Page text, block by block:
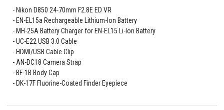
Nikon D850 24-70mm F2.8E ED VR
EN-EL15a Rechargeable Lithium-Ion Battery
MH-25A Battery Charger for EN-EL15 Li-Ion Battery
UC-E22 USB 3.0 Cable
HDMI/USB Cable Clip
AN-DC18 Camera Strap
BF-1B Body Cap
DK-17F Fluorine-Coated Finder Eyepiece